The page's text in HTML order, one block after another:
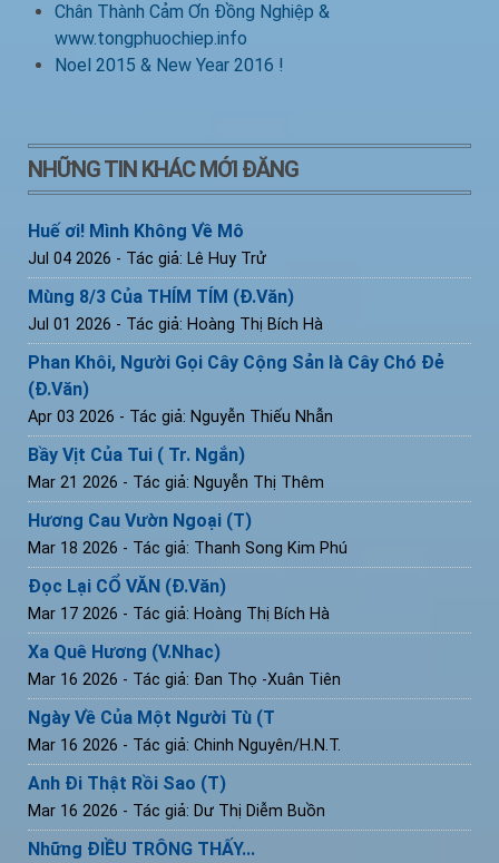
Chân Thành Cảm Ơn Đồng Nghiệp &
www.tongphuochiep.info
Noel 2015 & New Year 2016 !
NHỮNG TIN KHÁC MỚI ĐĂNG
Huế ơi! Mình Không Về Mô
Jul 04 2026 - Tác giả: Lê Huy Trử
Mùng 8/3 Của THÍM TÍM (Đ.Văn)
Jul 01 2026 - Tác giả: Hoàng Thị Bích Hà
Phan Khôi, Người Gọi Cây Cộng Sản là Cây Chó Đẻ
(Đ.Văn)
Apr 03 2026 - Tác giả: Nguyễn Thiếu Nhẫn
Bầy Vịt Của Tui ( Tr. Ngắn)
Mar 21 2026 - Tác giả: Nguyễn Thị Thêm
Hương Cau Vườn Ngoại (T)
Mar 18 2026 - Tác giả: Thanh Song Kim Phú
Đọc Lại CỔ VĂN (Đ.Văn)
Mar 17 2026 - Tác giả: Hoàng Thị Bích Hà
Xa Quê Hương (V.Nhac)
Mar 16 2026 - Tác giả: Đan Thọ -Xuân Tiên
Ngày Về Của Một Người Tù (T
Mar 16 2026 - Tác giả: Chinh Nguyên/H.N.T.
Anh Đi Thật Rồi Sao (T)
Mar 16 2026 - Tác giả: Dư Thị Diễm Buồn
Những ĐIỀU TRÔNG THẤY...